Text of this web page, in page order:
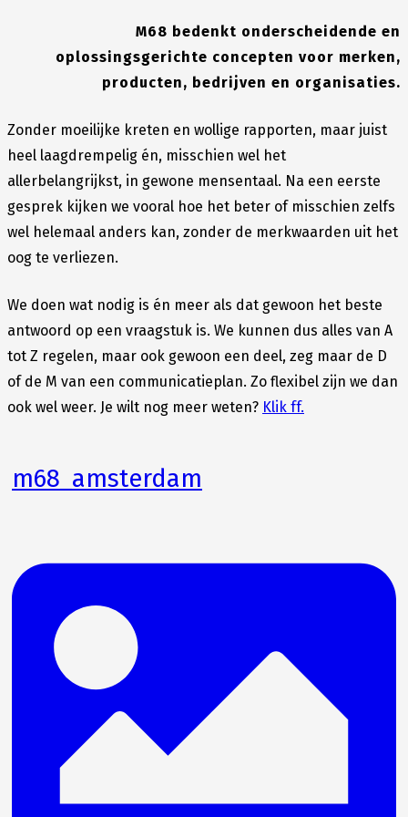
M68 bedenkt onderscheidende en
oplossingsgerichte concepten voor merken,
producten, bedrijven en organisaties.
Zonder moeilijke kreten en wollige rapporten, maar juist
heel laagdrempelig én, misschien wel het
allerbelangrijkst, in gewone mensentaal. Na een eerste
gesprek kijken we vooral hoe het beter of misschien zelfs
wel helemaal anders kan, zonder de merkwaarden uit het
oog te verliezen.
We doen wat nodig is én meer als dat gewoon het beste
antwoord op een vraagstuk is. We kunnen dus alles van A
tot Z regelen, maar ook gewoon een deel, zeg maar de D
of de M van een communicatieplan. Zo flexibel zijn we dan
ook wel weer. Je wilt nog meer weten? Klik ff.
m68_amsterdam